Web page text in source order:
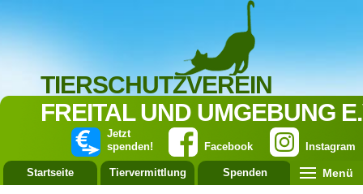
TIERSCHUTZVEREIN
FREITAL UND UMGEBUNG
Instagram
Facebook
Jetzt
spenden!
Startseite Tiervermittlung Spenden Menü